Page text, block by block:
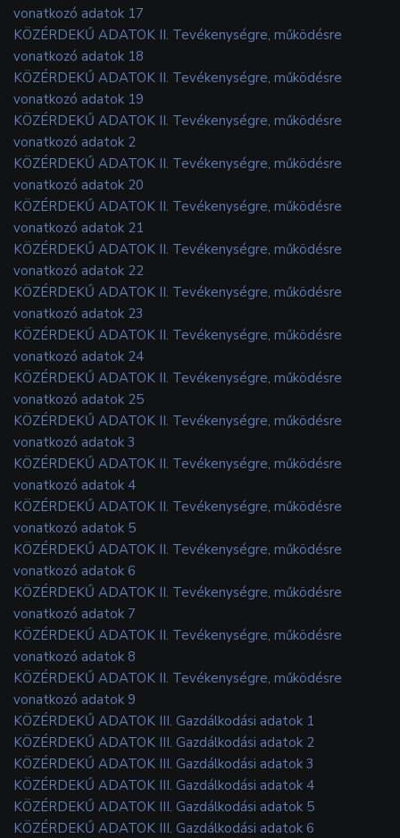
vonatkozó adatok 17
KÖZÉRDEKŰ ADATOK II. Tevékenységre, működésre
vonatkozó adatok 18
KÖZÉRDEKŰ ADATOK II. Tevékenységre, működésre
vonatkozó adatok 19
KÖZÉRDEKŰ ADATOK II. Tevékenységre, működésre
vonatkozó adatok 2
KÖZÉRDEKŰ ADATOK II. Tevékenységre, működésre
vonatkozó adatok 20
KÖZÉRDEKŰ ADATOK II. Tevékenységre, működésre
vonatkozó adatok 21
KÖZÉRDEKŰ ADATOK II. Tevékenységre, működésre
vonatkozó adatok 22
KÖZÉRDEKŰ ADATOK II. Tevékenységre, működésre
vonatkozó adatok 23
KÖZÉRDEKŰ ADATOK II. Tevékenységre, működésre
vonatkozó adatok 24
KÖZÉRDEKŰ ADATOK II. Tevékenységre, működésre
vonatkozó adatok 25
KÖZÉRDEKŰ ADATOK II. Tevékenységre, működésre
vonatkozó adatok 3
KÖZÉRDEKŰ ADATOK II. Tevékenységre, működésre
vonatkozó adatok 4
KÖZÉRDEKŰ ADATOK II. Tevékenységre, működésre
vonatkozó adatok 5
KÖZÉRDEKŰ ADATOK II. Tevékenységre, működésre
vonatkozó adatok 6
KÖZÉRDEKŰ ADATOK II. Tevékenységre, működésre
vonatkozó adatok 7
KÖZÉRDEKŰ ADATOK II. Tevékenységre, működésre
vonatkozó adatok 8
KÖZÉRDEKŰ ADATOK II. Tevékenységre, működésre
vonatkozó adatok 9
KÖZÉRDEKŰ ADATOK III. Gazdálkodási adatok 1
KÖZÉRDEKŰ ADATOK III. Gazdálkodási adatok 2
KÖZÉRDEKŰ ADATOK III. Gazdálkodási adatok 3
KÖZÉRDEKŰ ADATOK III. Gazdálkodási adatok 4
KÖZÉRDEKŰ ADATOK III. Gazdálkodási adatok 5
KÖZÉRDEKŰ ADATOK III. Gazdálkodási adatok 6